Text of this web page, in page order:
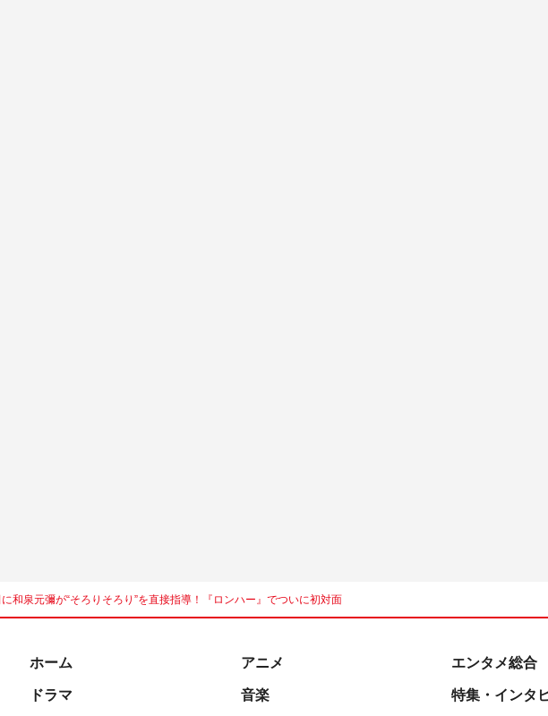
和泉元彌が“そろりそろり”を直接指導！『ロンハー』でついに初対面
ホーム
ドラマ
アニメ
音楽
エンタメ総合
特集・インタ